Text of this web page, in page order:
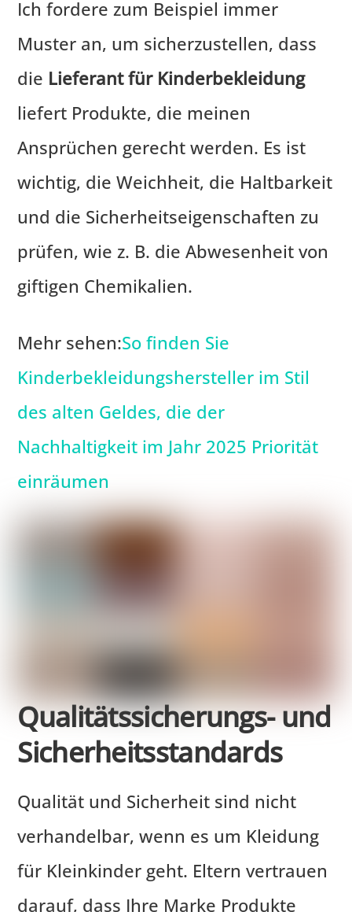
Ich fordere zum Beispiel immer
Muster an, um sicherzustellen, dass
die Lieferant für Kinderbekleidung
liefert Produkte, die meinen
Ansprüchen gerecht werden. Es ist
wichtig, die Weichheit, die Haltbarkeit
und die Sicherheitseigenschaften zu
prüfen, wie z. B. die Abwesenheit von
giftigen Chemikalien.
Mehr sehen:So finden Sie
Kinderbekleidungshersteller im Stil
des alten Geldes, die der
Nachhaltigkeit im Jahr 2025 Priorität
einräumen
Qualitätssicherungs- und
Sicherheitsstandards
Qualität und Sicherheit sind nicht
verhandelbar, wenn es um Kleidung
für Kleinkinder geht. Eltern vertrauen
darauf, dass Ihre Marke Produkte